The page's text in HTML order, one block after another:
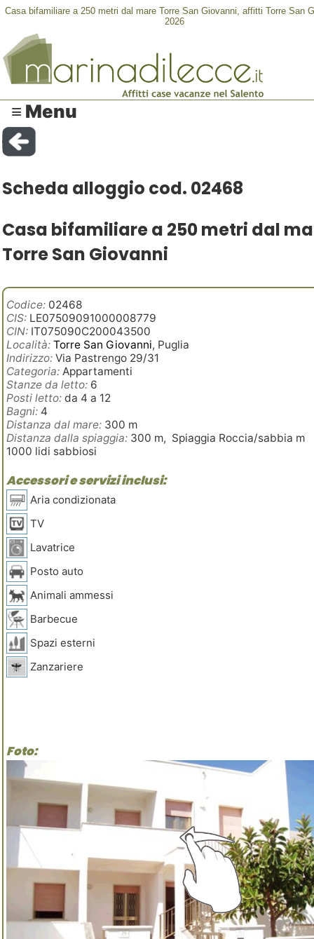
Casa bifamiliare a 250 metri dal mare Torre San Giovanni, affitti Torre San
2026
≡ Menu
Scheda alloggio cod. 02468
Casa bifamiliare a 250 metri dal
Torre San Giovanni
Codice: 02468
CIS: LE07509091000008779
CIN: IT075090C200043500
Località: Torre San Giovanni, Puglia
Indirizzo: Via Pastrengo 29/31
Categoria: Appartamenti
Stanze da letto: 6
Posti letto: da 4 a 12
Bagni: 4
Distanza dal mare: 300 m
Distanza dalla spiaggia: 300 m, Spiaggia Roccia/sabbia m
1000 lidi sabbiosi
Accessori e servizi inclusi:
Aria condizionata
TV
Lavatrice
Posto auto
Animali ammessi
Barbecue
Spazi esterni
Zanzariere
Foto: